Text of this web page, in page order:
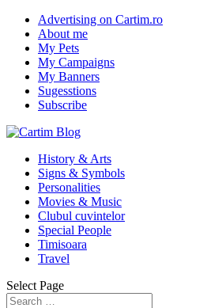
Advertising on Cartim.ro
About me
My Pets
My Campaigns
My Banners
Sugesstions
Subscribe
History & Arts
Signs & Symbols
Personalities
Movies & Music
Clubul cuvintelor
Special People
Timisoara
Travel
Select Page